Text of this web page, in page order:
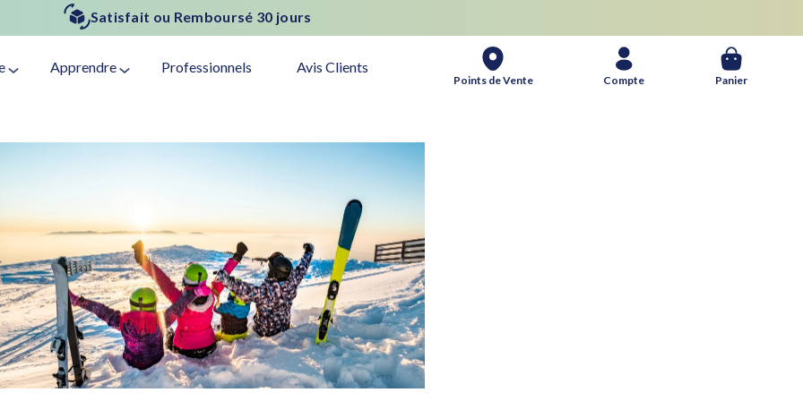
Satisfait ou Remboursé 30 jours
Points de Vente Compte Panier
Panier
Apprendre Professionnels Avis Clients